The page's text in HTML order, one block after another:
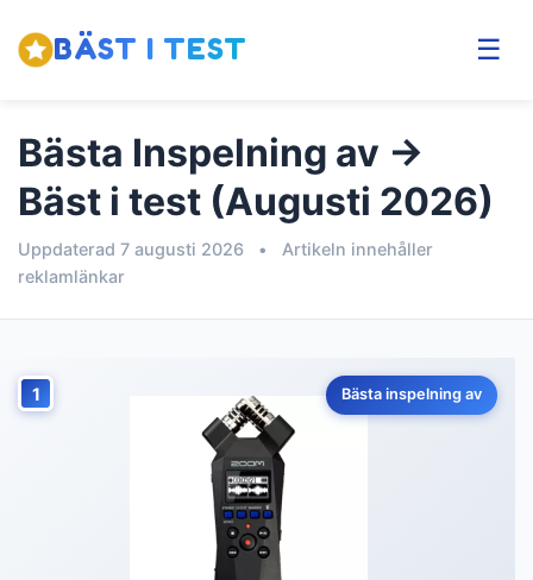
BÄST I TEST ☰
Bästa Inspelning av →
Bäst i test (Augusti 2026)
Uppdaterad 7 augusti 2026 •
Artikeln innehåller
reklamlänkar
1 Bästa inspelning av